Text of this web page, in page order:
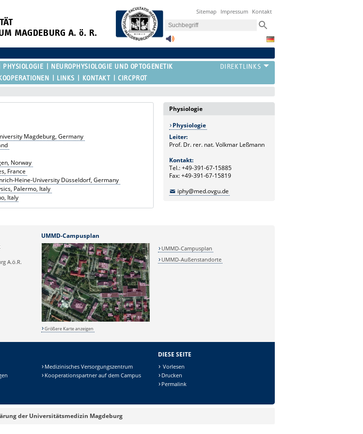
MAGDEBURG A. ö. R.
Sitemap Impressum Kontakt
PHYSIOLOGIE
NEUROPHYSIOLOGIE UND OPTOGENETIK
KOOPERATIONEN LINKS KONTAKT CIRCPROT
Magdeburg, Germany
Norway
France
Heine-University Düsseldorf, Germany
Palermo, Italy
Italy
Physiologie
Physiologie
Leiter:
Prof. Dr. rer. nat. Volkmar Leßmann
Kontakt:
Tel.: +49-391-67-15885
Fax: +49-391-67-15819
iphy@med.ovgu.de
A.ö.R.
UMMD-Campusplan
Größere Karte anzeigen
UMMD-Campusplan
UMMD-Außenstandorte
Medizinisches Versorgungszentrum
Kooperationspartner auf dem Campus
DIESE SEITE
Vorlesen
Drucken
Permalink
der Universitätsmedizin Magdeburg